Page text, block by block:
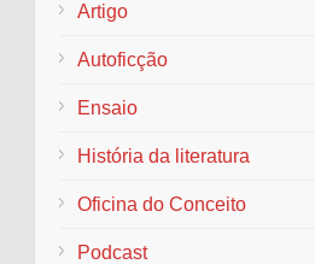
e " magazine ", e se refere a revistas
Quem é Pai Naldo?
nomes, formas e
Artigo
Autoficção
Ensaio
História da literatura
Oficina do Conceito
Podcast